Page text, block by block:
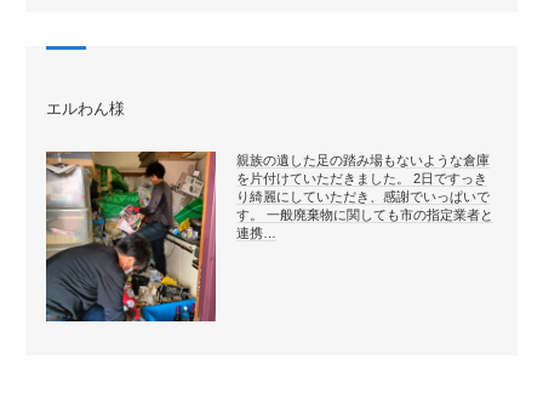
エルわん様
親族の遺した足の踏み場もないような倉庫
を片付けていただきました。 2日ですっき
り綺麗にしていただき、感謝でいっぱいで
す。 一般廃棄物に関しても市の指定業者と
連携…